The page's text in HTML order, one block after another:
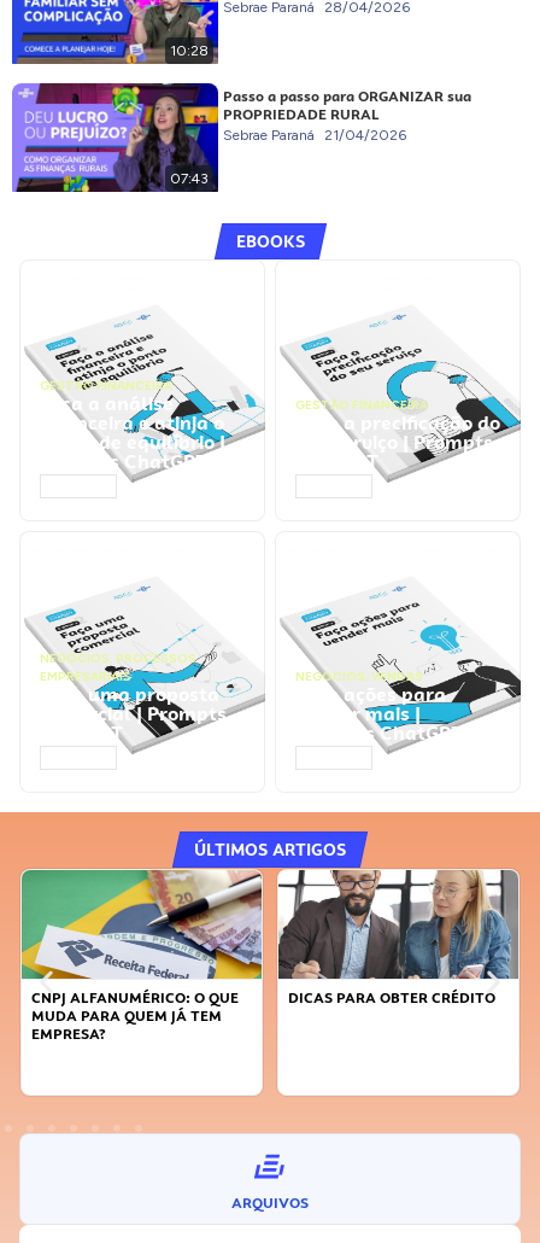
10:28
Sebrae Paraná 28/04/2026
07:43
Passo a passo para ORGANIZAR sua
PROPRIEDADE RURAL
Sebrae Paraná 21/04/2026
EBOOKS
GESTÃO FINANCEIRA
Faça a análise
financeira e atinja o
ponto de equilíbrio |
Prompts ChatGPT
GESTÃO FINANCEIRA
Faça a precificação do
seu serviço | Prompts
ChatGPT
NEGÓCIOS, PROCESSOS
EMPRESARIAIS
Faça uma proposta
comercial | Prompts
ChatGPT
NEGÓCIOS, VENDAS
Faça ações para
vender mais |
Prompts ChatGPT
ÚLTIMOS ARTIGOS
DICAS PARA OBTER CRÉDITO
FAÇA A DIFERENÇA: SEJA
ARQUIVOS